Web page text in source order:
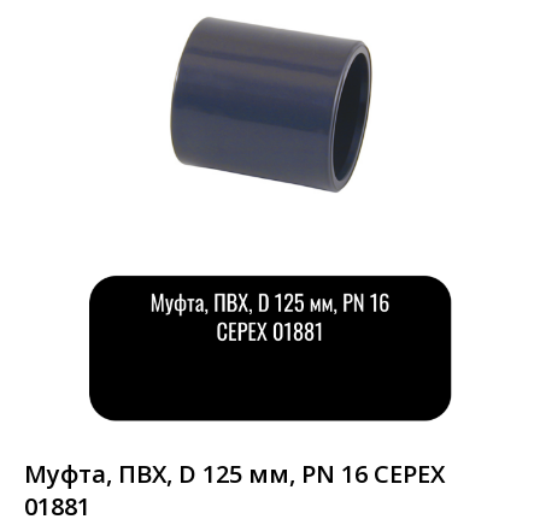
Муфта, ПВХ, D 125 мм, PN 16 CEPEX
01881